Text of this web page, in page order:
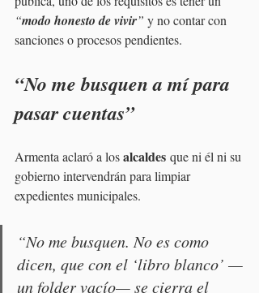
“modo honesto de vivir” y no contar con
sanciones o procesos pendientes.
“No me busquen a mí para
pasar cuentas”
Armenta aclaró a los alcaldes que ni él ni su
gobierno intervendrán para limpiar
expedientes municipales.
“No me busquen. No es como
dicen, que con el ‘libro blanco’ —
un folder vacío— se cierra el